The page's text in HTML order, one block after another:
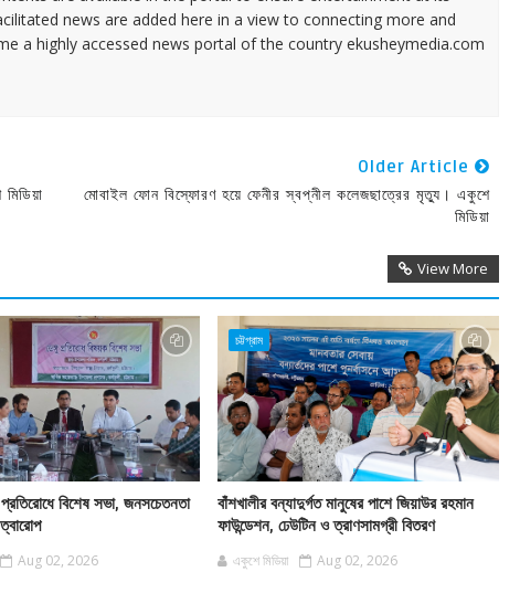
news are added here in a view to connecting more and
a highly accessed news portal of the country ekusheymedia.com
Older Article
মোবাইল ফোন বিস্ফোরণ হয়ে ফেনীর স্বপ্নীল কলেজছাত্রের মৃত্যু। একুশে
মিডিয়া
View More
প্রতিরোধে বিশেষ সভা, জনসচেতনতা
Aug 02, 2026
চট্টগ্রাম
বাঁশখালীর বন্যাদুর্গত মানুষের পাশে জিয়াউর রহমান
ফাউন্ডেশন, ঢেউটিন ও ত্রাণসামগ্রী বিতরণ
একুশে মিডিয়া Aug 02, 2026